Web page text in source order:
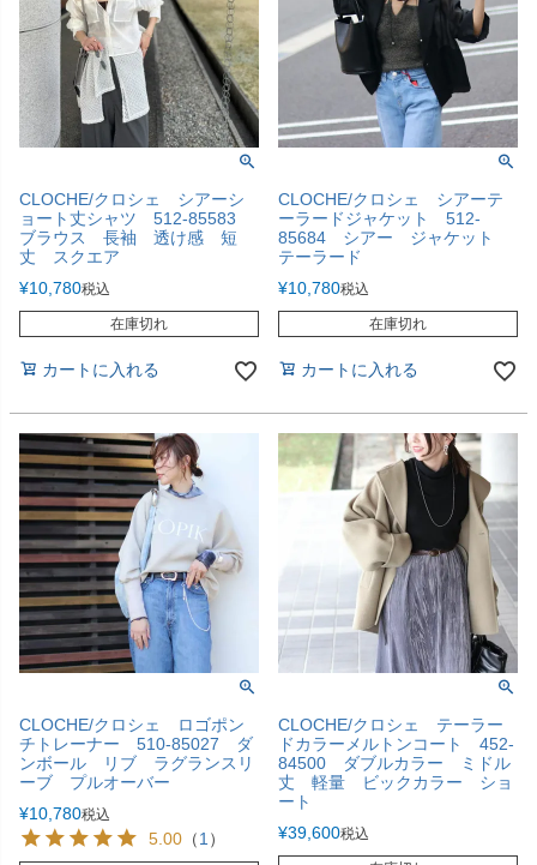
CLOCHE/クロシェ シアーシ
ョート丈シャツ 512-85583
ブラウス 長袖 透け感 短
丈 スクエア
¥10,780税込
在庫切れ
カートに入れる
CLOCHE/クロシェ シアーテ
ーラードジャケット 512-
85684 シアー ジャケット
テーラード
¥10,780税込
在庫切れ
カートに入れる
CLOCHE/クロシェ ロゴポン
チトレーナー 510-85027 ダ
ンボール リブ ラグランスリ
ーブ プルオーバー
¥10,780税込
5.00 （1）
CLOCHE/クロシェ テーラー
ドカラーメルトンコート 452-
84500 ダブルカラー ミドル
丈 軽量 ビックカラー ショ
ート
¥39,600税込